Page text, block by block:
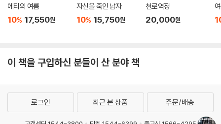
범죄 소설에서 부족한 리얼리티를 자신의 작품 속에서 완벽하게 살려낸
다.”-디스 위크
에티의 여름
10% 17,550원
자신을 죽인 남자
10% 15,750원
천로역정
20,000원
이 책을 구입하신 분들이 산 분야 책
로그인 최근 본 상품 주문/배송